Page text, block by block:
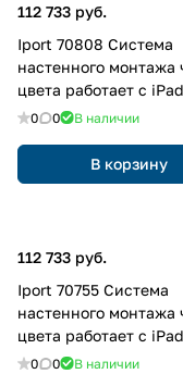
112 733 руб.
Iport 70808 Система
настенного монтажа
цвета работает с
(9-го поколения)
0 0 В наличии
В корзину
112 733 руб.
Iport 70755 Система
настенного монтажа
цвета работает с
10,9" (5-го поколения)
0 0 В наличии